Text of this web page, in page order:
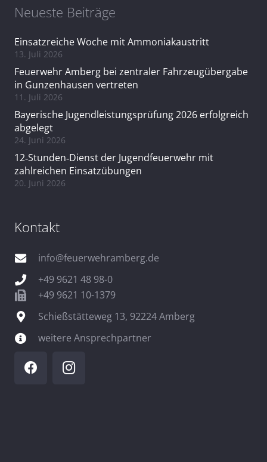
Neueste Beiträge
Einsatzreiche Woche mit Ammoniakaustritt
13. Juli 2026
Feuerwehr Amberg bei zentraler Fahrzeugübergabe
in Gunzenhausen vertreten
11. Juli 2026
Bayerische Jugendleistungsprüfung 2026 erfolgreich
abgelegt
24. Juni 2026
12‑Stunden‑Dienst der Jugendfeuerwehr mit
zahlreichen Einsatzübungen
20. Juni 2026
Kontakt
info@feuerwehramberg.de
+49 9621 48 98-0
+49 9621 10-1379
Schießstätteweg 13, 92224 Amberg
weitere Ansprechpartner